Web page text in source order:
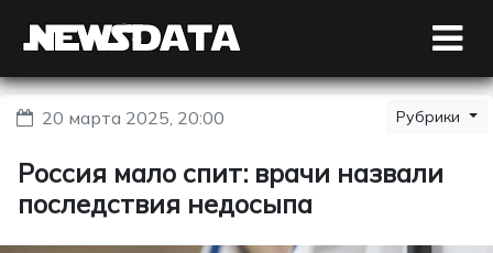
20 марта 2025, 20:00 Рубрики
Россия мало спит: врачи назвали
последствия недосыпа